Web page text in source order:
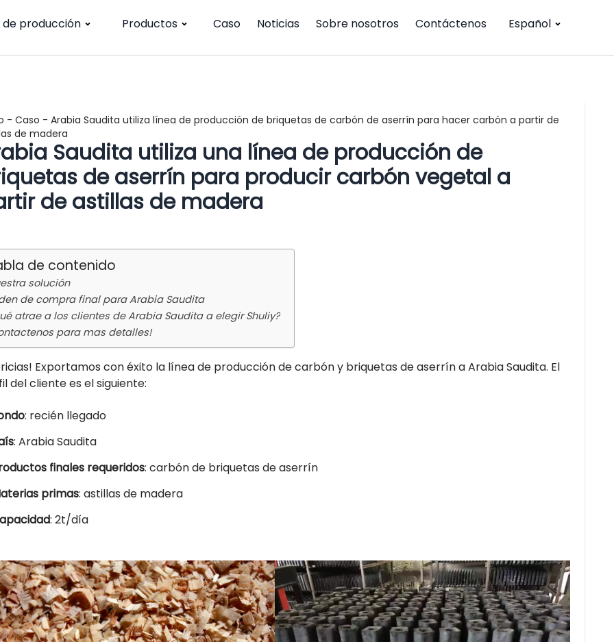
de producción Productos Caso Noticias Sobre nosotros Contáctenos Español
- Caso - Arabia Saudita utiliza línea de producción de briquetas de carbón de aserrín para hacer carbón a partir de
de madera
Saudita utiliza una línea de producción de
de aserrín para producir carbón vegetal a
de astillas de madera
de contenido
solución
de compra final para Arabia Saudita
atrae a los clientes de Arabia Saudita a elegir Shuliy?
para mas detalles!
Exportamos con éxito la línea de producción de carbón y briquetas de aserrín a Arabia Saudita. El
del cliente es el siguiente:
: recién llegado
: Arabia Saudita
finales requeridos: carbón de briquetas de aserrín
primas: astillas de madera
: 2t/día